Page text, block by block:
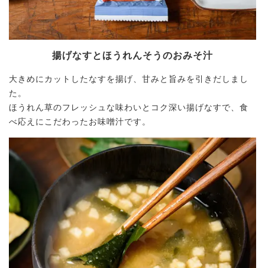
揚げなすとほうれんそうのおみそ汁
大きめにカットしたなすを揚げ、甘みと旨みを引きだしまし
た。
ほうれん草のフレッシュな味わいとコク深い揚げなすで、食
べ応えにこだわったお味噌汁です。